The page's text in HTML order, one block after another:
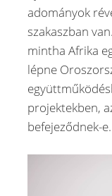
adományok
szakaszban
mintha Afrika
lépne
projektekben,
befejeződnek-e.